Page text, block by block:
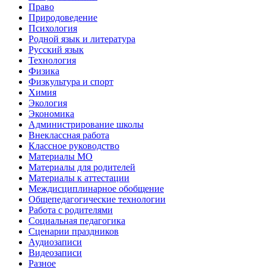
Право
Природоведение
Психология
Родной язык и литература
Русский язык
Технология
Физика
Физкультура и спорт
Химия
Экология
Экономика
Администрирование школы
Внеклассная работа
Классное руководство
Материалы МО
Материалы для родителей
Материалы к аттестации
Междисциплинарное обобщение
Общепедагогические технологии
Работа с родителями
Социальная педагогика
Сценарии праздников
Аудиозаписи
Видеозаписи
Разное